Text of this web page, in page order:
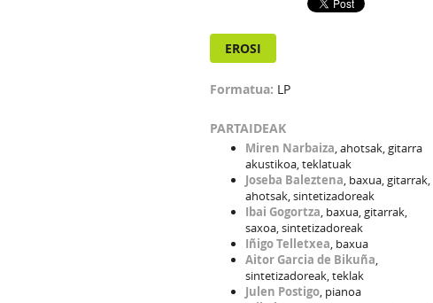
EROSI
Formatua: LP
PARTAIDEAK
Miren Narbaiza, ahotsak, gitarra
akustikoa, teklatuak
Joseba Baleztena, baxua, gitarrak,
ahotsak, sintetizadoreak
Ibai Gogortza, baxua, gitarrak,
saxoa, sintetizadoreak
Iñigo Telletxea, baxua
Aitor Garcia de Bikuña,
sintetizadoreak, teklak
Julen Postigo, pianoa